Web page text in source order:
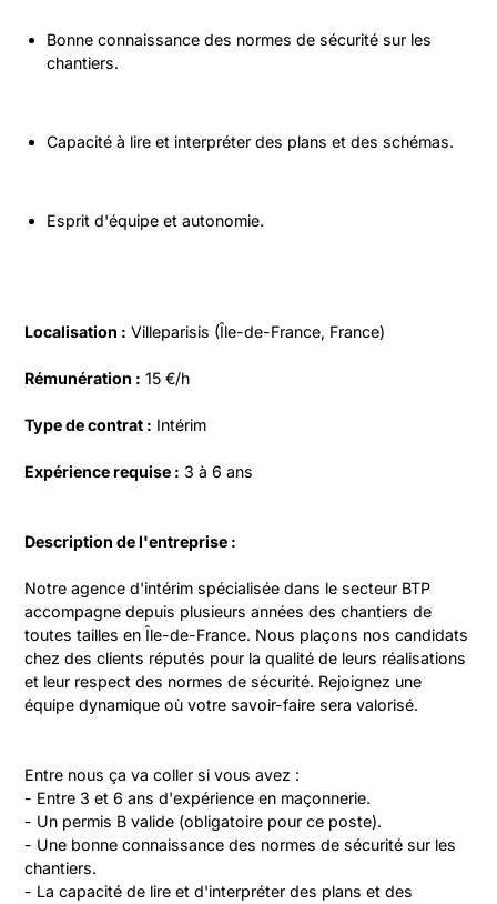
Bonne connaissance des normes de sécurité sur les
chantiers.
Capacité à lire et interpréter des plans et des schémas.
Esprit d'équipe et autonomie.
Localisation : Villeparisis (Île-de-France, France)
Rémunération : 15 €/h
Type de contrat : Intérim
Expérience requise : 3 à 6 ans
Description de l'entreprise :
Notre agence d'intérim spécialisée dans le secteur BTP
accompagne depuis plusieurs années des chantiers de
toutes tailles en Île-de-France. Nous plaçons nos candidats
chez des clients réputés pour la qualité de leurs réalisations
et leur respect des normes de sécurité. Rejoignez une
équipe dynamique où votre savoir-faire sera valorisé.
Entre nous ça va coller si vous avez :
- Entre 3 et 6 ans d'expérience en maçonnerie.
- Un permis B valide (obligatoire pour ce poste).
- Une bonne connaissance des normes de sécurité sur les
chantiers.
- La capacité de lire et d'interpréter des plans et des